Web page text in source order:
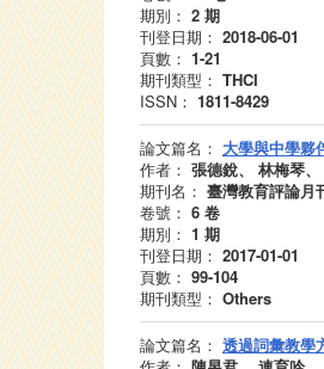
期別： 2 期
刊登日期： 2018-06-01
頁數： 1-21
期刊類型： THCI
ISSN： 1811-8429
論文篇名： 大學與中學夥
作者： 張德銳、 林梅琴
期刊名： 臺灣教育評論月
卷號： 6 卷
期別： 1 期
刊登日期： 2017-01-01
頁數： 99-104
期刊類型： Others
論文篇名： 透過詞彙教學